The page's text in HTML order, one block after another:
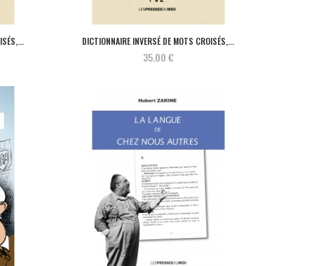
DICTIONNAIRE INVERSÉ DE MOTS CROISÉS,...
35,00 €